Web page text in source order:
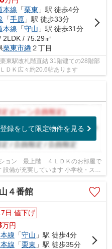
本線 「栗東 」駅 徒歩4分
「手原 」駅 徒歩33分
本線 「守山 」駅 徒歩31分
2LDK / 75.29㎡
栗東市綣２丁目
東駅改札階直結 31階建ての28階部
ＤＫ広々約20.6帖あります
録をして限定物件を見る
ョン 最上階 ４ＬＤＫのお部屋で
備が充実しています 小学校・スー
４番館
日 値下げ
万円
線 「守山 」駅 徒歩4分
線 「栗東 」駅 徒歩35分